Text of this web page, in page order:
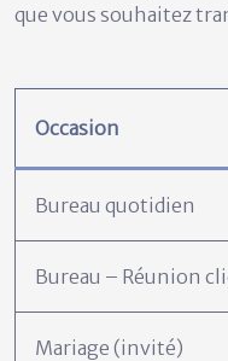
que vous souhaitez
Occasion
Bureau quotidien
Bureau – Réunion
Mariage (invité)